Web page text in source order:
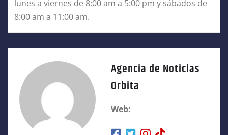
lunes a viernes de 8:00 am a 5:00 pm y sábados de
8:00 am a 11:00 am.
Agencia de Noticias
Orbita
Web: